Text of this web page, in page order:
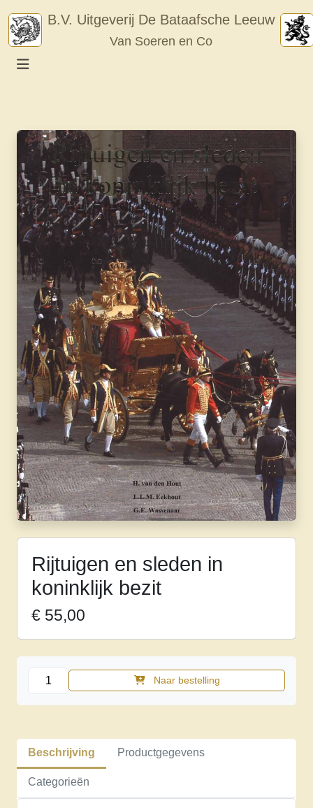
content
B.V. Uitgeverij De Bataafsche Leeuw
Van Soeren en Co
Rijtuigen en sleden in
koninklijk bezit
€ 55,00
Rijtuigen
en
sleden
koninklijk
bezit
aantal
Naar bestelling
Beschrijving Productgegevens
Categorieën